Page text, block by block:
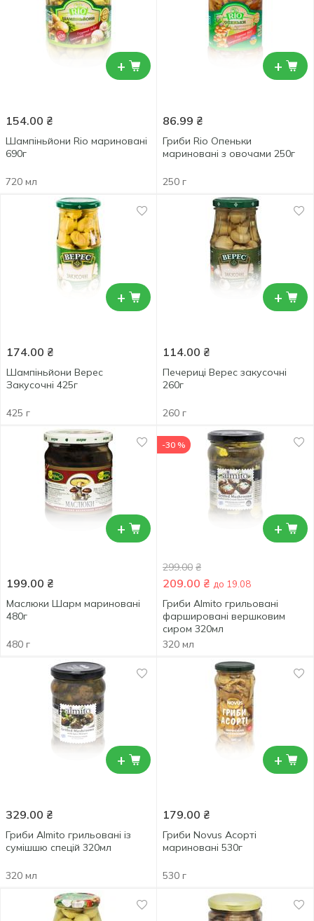
+
154.00 ₴
Шампіньйони Rio мариновані
690г
720 мл
+
86.99 ₴
Гриби Rio Опеньки
мариновані з овочами 250г
250 г
+
174.00 ₴
Шампіньйони Верес
Закусочні 425г
425 г
+
114.00 ₴
Печериці Верес закусочні
260г
260 г
+
199.00 ₴
Маслюки Шарм мариновані
480г
480 г
+
-30 %
299.00 ₴
209.00 ₴ до 19.08
Гриби Almito грильовані
фаршировані вершковим
сиром 320мл
320 мл
+
329.00 ₴
Гриби Almito грильовані із
сумішшю спецій 320мл
320 мл
+
179.00 ₴
Гриби Novus Асорті
мариновані 530г
530 г